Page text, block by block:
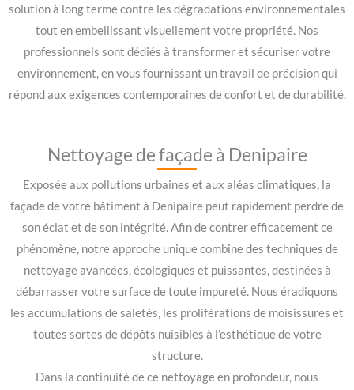
solution à long terme contre les dégradations environnementales
tout en embellissant visuellement votre propriété. Nos
professionnels sont dédiés à transformer et sécuriser votre
environnement, en vous fournissant un travail de précision qui
répond aux exigences contemporaines de confort et de durabilité.
Nettoyage de façade à Denipaire
Exposée aux pollutions urbaines et aux aléas climatiques, la
façade de votre bâtiment à Denipaire peut rapidement perdre de
son éclat et de son intégrité. Afin de contrer efficacement ce
phénomène, notre approche unique combine des techniques de
nettoyage avancées, écologiques et puissantes, destinées à
débarrasser votre surface de toute impureté. Nous éradiquons
les accumulations de saletés, les proliférations de moisissures et
toutes sortes de dépôts nuisibles à l’esthétique de votre
structure.
Dans la continuité de ce nettoyage en profondeur, nous